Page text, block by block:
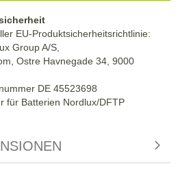
EU-Produktsicherheitsrichtlinie:
Group A/S,
Ostre Havnegade 34, 9000
DE 45523698
für Batterien Nordlux/DFTP